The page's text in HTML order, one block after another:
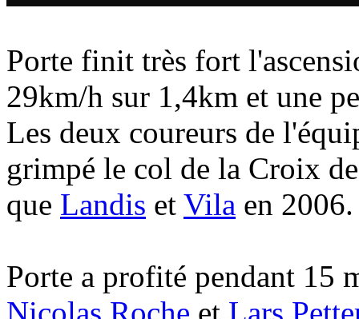
Porte finit très fort
29km/h sur 1,4km et une
Les deux coureurs de
grimpé le col de la Croix
que Landis et Vila en 2006.
Porte a profité pendant 15